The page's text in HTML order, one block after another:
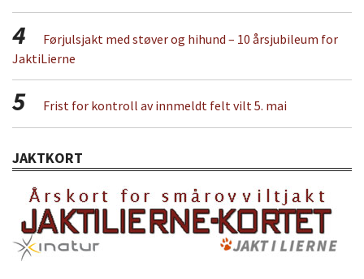
4
Førjulsjakt med støver og hihund – 10 årsjubileum for
JaktiLierne
5 Frist for kontroll av innmeldt felt vilt 5. mai
JAKTKORT